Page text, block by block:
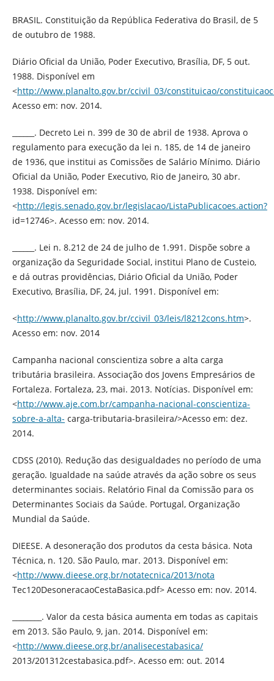
BRASIL. Constituição da República Federativa do Brasil, de 5
de outubro de 1988.
Diário Oficial da União, Poder Executivo, Brasília, DF, 5 out.
1988. Disponível em
<http://www.planalto.gov.br/ccivil_03/constituicao/
Acesso em: nov. 2014.
______. Decreto Lei n. 399 de 30 de abril de 1938. Aprova o
regulamento para execução da lei n. 185, de 14 de janeiro
de 1936, que institui as Comissões de Salário Mínimo. Diário
Oficial da União, Poder Executivo, Rio de Janeiro, 30 abr.
1938. Disponível em:
<http://legis.senado.gov.br/legislacao/ListaPublicacoes.action?
id=12746>. Acesso em: nov. 2014.
______. Lei n. 8.212 de 24 de julho de 1.991. Dispõe sobre a
organização da Seguridade Social, institui Plano de Custeio,
e dá outras providências, Diário Oficial da União, Poder
Executivo, Brasília, DF, 24, jul. 1991. Disponível em:
<http://www.planalto.gov.br/ccivil_03/leis/l8212cons.htm>.
Acesso em: nov. 2014
Campanha nacional conscientiza sobre a alta carga
tributária brasileira. Associação dos Jovens Empresários de
Fortaleza. Fortaleza, 23, mai. 2013. Notícias. Disponível em:
<http://www.aje.com.br/campanha-nacional-conscientiza-
sobre-a-alta- carga-tributaria-brasileira/>Acesso em: dez.
2014.
CDSS (2010). Redução das desigualdades no período de uma
geração. Igualdade na saúde através da ação sobre os seus
determinantes sociais. Relatório Final da Comissão para os
Determinantes Sociais da Saúde. Portugal, Organização
Mundial da Saúde.
DIEESE. A desoneração dos produtos da cesta básica. Nota
Técnica, n. 120. São Paulo, mar. 2013. Disponível em:
<http://www.dieese.org.br/notatecnica/2013/nota
Tec120DesoneracaoCestaBasica.pdf> Acesso em: nov. 2014.
________. Valor da cesta básica aumenta em todas as capitais
em 2013. São Paulo, 9, jan. 2014. Disponível em:
<http://www.dieese.org.br/analisecestabasica/
2013/201312cestabasica.pdf>. Acesso em: out. 2014